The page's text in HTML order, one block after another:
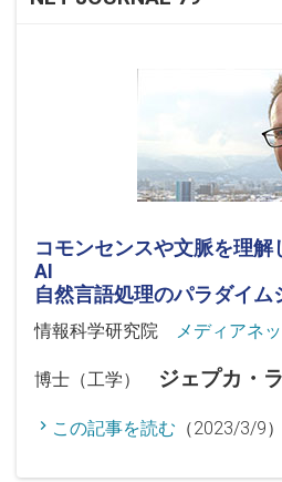
コモンセンスや文脈を理解
AI
自然言語処理のパラダイム
情報科学研究院 メディアネ
博士（工学） ジェプカ・
この記事を読む （2023/3/9）